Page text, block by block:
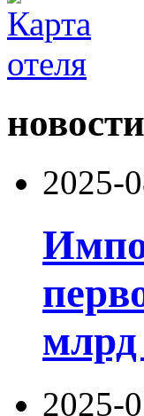
новости
2025-
2025-